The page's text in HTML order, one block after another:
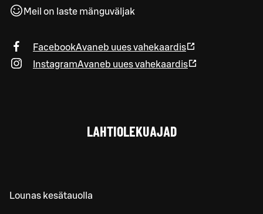
Meil on laste mänguväljak
FacebookAvaneb uues vahekaardis
InstagramAvaneb uues vahekaardis
LAHTIOLEKUAJAD
Lounas kesätauolla